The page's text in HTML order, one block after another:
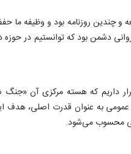
و چندین روزنامه بود و وظیفه ما
دشمن بود که توانستیم در حوزه
داریم که هسته مرکزی آن «جنگ
عمومی به عنوان قدرت اصلی، هدف
محسوب می‌شود.